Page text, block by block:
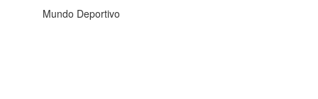
Mundo Deportivo